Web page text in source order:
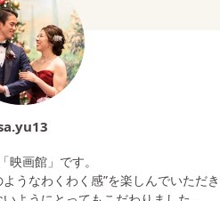
映画館」です。
うなわくわく感”を楽しんでいただ